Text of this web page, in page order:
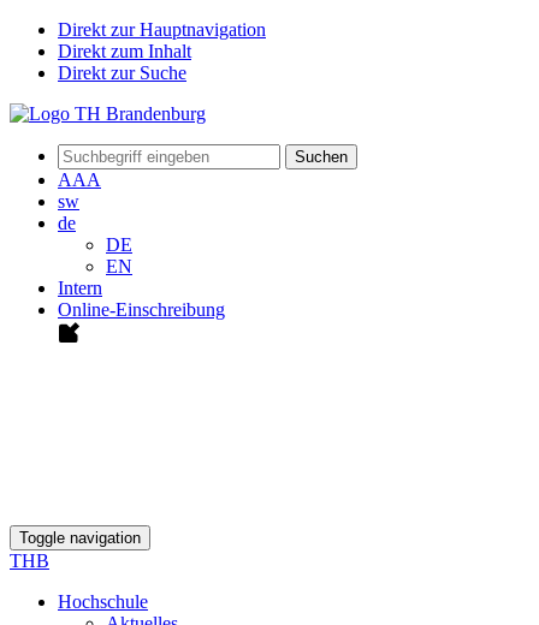
Direkt zur Hauptnavigation
Direkt zum Inhalt
Direkt zur Suche
Suchen
AAA
sw
de
DE
EN
Intern
Online-Einschreibung
Toggle navigation
THB
Hochschule